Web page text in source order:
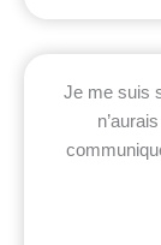
Je me suis